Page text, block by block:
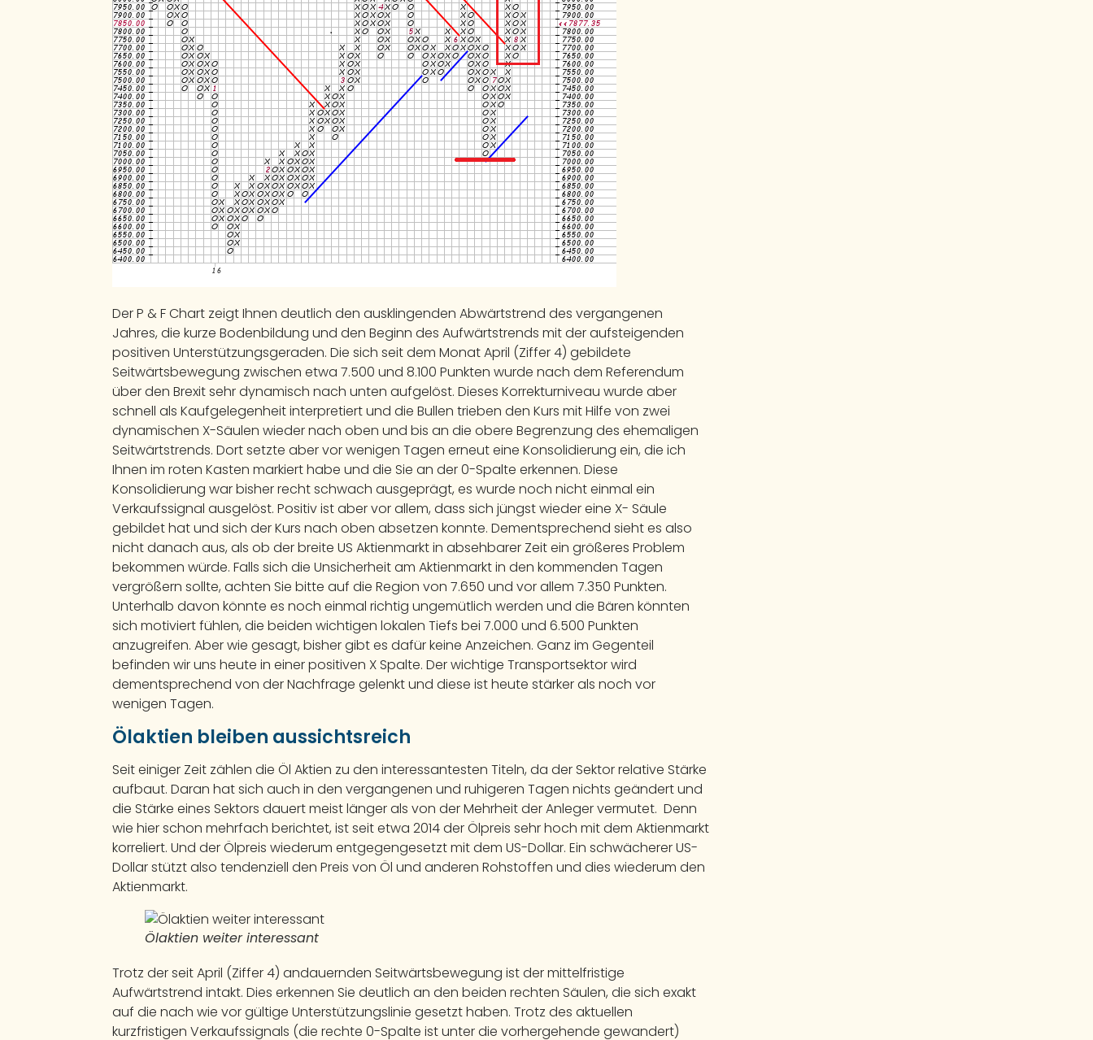
Der P & F Chart zeigt Ihnen deutlich den ausklingenden Abwärtstrend des vergangenen
Jahres, die kurze Bodenbildung und den Beginn des Aufwärtstrends mit der aufsteigenden
positiven Unterstützungsgeraden. Die sich seit dem Monat April (Ziffer 4) gebildete
Seitwärtsbewegung zwischen etwa 7.500 und 8.100 Punkten wurde nach dem Referendum
über den Brexit sehr dynamisch nach unten aufgelöst. Dieses Korrekturniveau wurde aber
schnell als Kaufgelegenheit interpretiert und die Bullen trieben den Kurs mit Hilfe von zwei
dynamischen X-Säulen wieder nach oben und bis an die obere Begrenzung des ehemaligen
Seitwärtstrends. Dort setzte aber vor wenigen Tagen erneut eine Konsolidierung ein, die ich
Ihnen im roten Kasten markiert habe und die Sie an der 0-Spalte erkennen. Diese
Konsolidierung war bisher recht schwach ausgeprägt, es wurde noch nicht einmal ein
Verkaufssignal ausgelöst. Positiv ist aber vor allem, dass sich jüngst wieder eine X- Säule
gebildet hat und sich der Kurs nach oben absetzen konnte. Dementsprechend sieht es also
nicht danach aus, als ob der breite US Aktienmarkt in absehbarer Zeit ein größeres Problem
bekommen würde. Falls sich die Unsicherheit am Aktienmarkt in den kommenden Tagen
vergrößern sollte, achten Sie bitte auf die Region von 7.650 und vor allem 7.350 Punkten.
Unterhalb davon könnte es noch einmal richtig ungemütlich werden und die Bären könnten
sich motiviert fühlen, die beiden wichtigen lokalen Tiefs bei 7.000 und 6.500 Punkten
anzugreifen. Aber wie gesagt, bisher gibt es dafür keine Anzeichen. Ganz im Gegenteil
befinden wir uns heute in einer positiven X Spalte. Der wichtige Transportsektor wird
dementsprechend von der Nachfrage gelenkt und diese ist heute stärker als noch vor
wenigen Tagen.
Ölaktien bleiben aussichtsreich
Seit einiger Zeit zählen die Öl Aktien zu den interessantesten Titeln, da der Sektor relative Stärke
aufbaut. Daran hat sich auch in den vergangenen und ruhigeren Tagen nichts geändert und
die Stärke eines Sektors dauert meist länger als von der Mehrheit der Anleger vermutet. Denn
wie hier schon mehrfach berichtet, ist seit etwa 2014 der Ölpreis sehr hoch mit dem Aktienmarkt
korreliert. Und der Ölpreis wiederum entgegengesetzt mit dem US-Dollar. Ein schwächerer US-
Dollar stützt also tendenziell den Preis von Öl und anderen Rohstoffen und dies wiederum den
Aktienmarkt.
Ölaktien weiter interessant
Trotz der seit April (Ziffer 4) andauernden Seitwärtsbewegung ist der mittelfristige
Aufwärtstrend intakt. Dies erkennen Sie deutlich an den beiden rechten Säulen, die sich exakt
auf die nach wie vor gültige Unterstützungslinie gesetzt haben. Trotz des aktuellen
kurzfristigen Verkaufssignals (die rechte 0-Spalte ist unter die vorhergehende gewandert)